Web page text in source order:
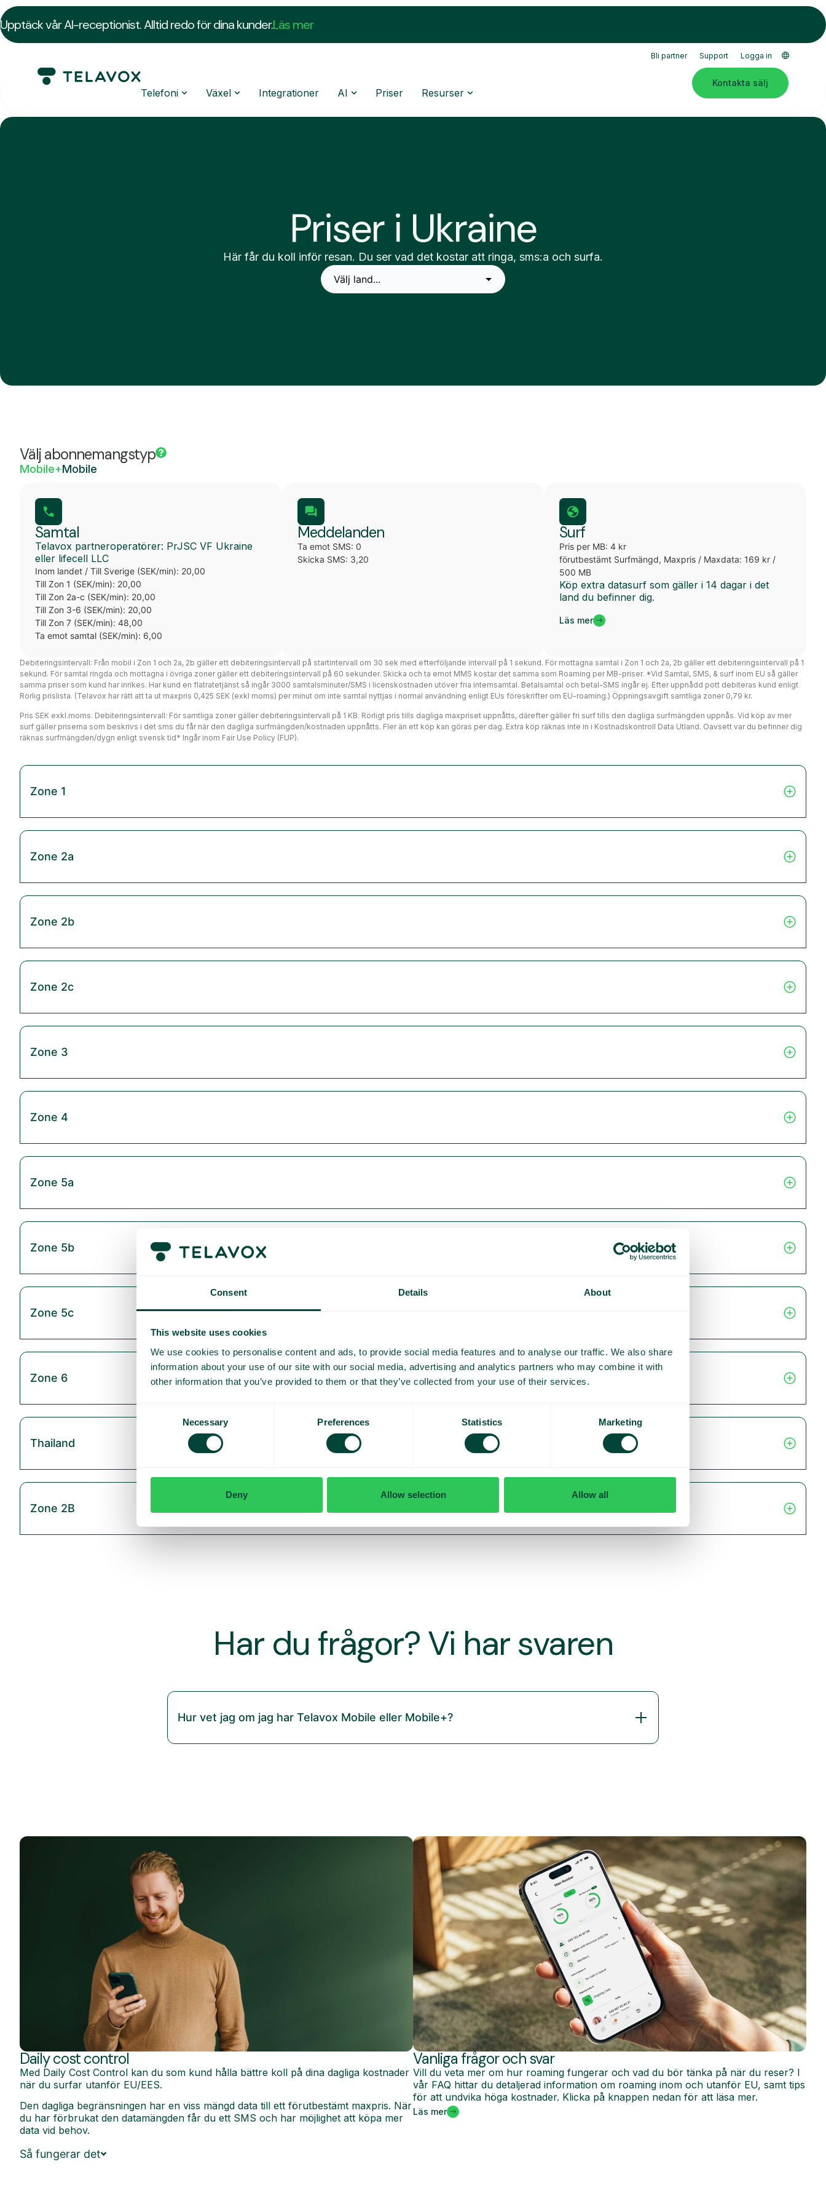
Consent Details About
This website uses cookies
We use cookies to personalise content and ads, to provide social media features and to analyse our traffic. We also share
information about your use of our site with our social media, advertising and analytics partners who may combine it with
other information that you’ve provided to them or that they’ve collected from your use of their services.
Necessary Preferences Statistics Marketing
Deny Allow selection Allow all
Upptäck vår AI-receptionist. Alltid redo för dina kunder.Läs mer
Bli partner Support Logga in
Telefoni Växel Integrationer AI Priser Resurser
Kontakta sälj
Priser i Ukraine
Här får du koll inför resan. Du ser vad det kostar att ringa, sms:a och surfa.
Välj abonnemangstyp
Mobile+Mobile
Samtal
Telavox partneroperatörer: PrJSC VF Ukraine
eller lifecell LLC
Inom landet / Till Sverige (SEK/min): 20,00
Till Zon 1 (SEK/min): 20,00
Till Zon 2a-c (SEK/min): 20,00
Till Zon 3-6 (SEK/min): 20,00
Till Zon 7 (SEK/min): 48,00
Ta emot samtal (SEK/min): 6,00
Meddelanden
Ta emot SMS: 0
Skicka SMS: 3,20
Surf
Pris per MB: 4 kr
förutbestämt Surfmängd, Maxpris / Maxdata: 169 kr /
500 MB
Köp extra datasurf som gäller i 14 dagar i det
land du befinner dig.
Läs mer
Debiteringsintervall: Från mobil i Zon 1 och 2a, 2b gäller ett debiteringsintervall på startintervall om 30 sek med efterföljande intervall på 1 sekund. För mottagna samtal i Zon 1 och 2a, 2b gäller ett debiteringsintervall på 1
sekund. För samtal ringda och mottagna i övriga zoner gäller ett debiteringsintervall på 60 sekunder. Skicka och ta emot MMS kostar det samma som Roaming per MB-priser. *Vid Samtal, SMS, & surf inom EU så gäller
samma priser som kund har inrikes. Har kund en flatratetjänst så ingår 3000 samtalsminuter/SMS i licenskostnaden utöver fria internsamtal. Betalsamtal och betal-SMS ingår ej. Efter uppnådd pott debiteras kund enligt
Rörlig prislista. (Telavox har rätt att ta ut maxpris 0,425 SEK (exkl moms) per minut om inte samtal nyttjas i normal användning enligt EUs föreskrifter om EU-roaming.) Öppningsavgift samtliga zoner 0,79 kr.
Pris SEK exkl.moms. Debiteringsintervall: För samtliga zoner gäller debiteringsintervall på 1 KB. Rörligt pris tills dagliga maxpriset uppnåtts, därefter gäller fri surf tills den dagliga surfmängden uppnås. Vid köp av mer
surf gäller priserna som beskrivs i det sms du får när den dagliga surfmängden/kostnaden uppnåtts. Fler än ett köp kan göras per dag. Extra köp räknas inte in i Kostnadskontroll Data Utland. Oavsett var du befinner dig
räknas surfmängden/dygn enligt svensk tid* Ingår inom Fair Use Policy (FUP).
Zone 1
Zone 2a
Zone 2b
Zone 2c
Zone 3
Zone 4
Zone 5a
Zone 5b
Zone 5c
Zone 6
Thailand
Zone 2B
Har du frågor? Vi har svaren
Hur vet jag om jag har Telavox Mobile eller Mobile+?
Daily cost control
Med Daily Cost Control kan du som kund hålla bättre koll på dina dagliga kostnader
när du surfar utanför EU/EES.
Den dagliga begränsningen har en viss mängd data till ett förutbestämt maxpris. När
du har förbrukat den datamängden får du ett SMS och har möjlighet att köpa mer
data vid behov.
Så fungerar det
Vanliga frågor och svar
Vill du veta mer om hur roaming fungerar och vad du bör tänka på när du reser? I
vår FAQ hittar du detaljerad information om roaming inom och utanför EU, samt tips
för att undvika höga kostnader. Klicka på knappen nedan för att läsa mer.
Läs mer